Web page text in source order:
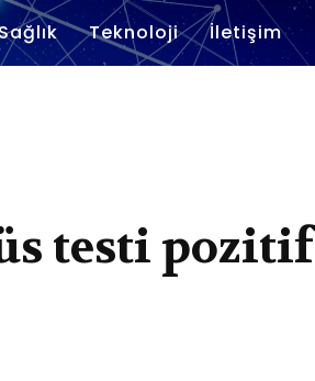
Teknoloji İletişim
testi pozitif